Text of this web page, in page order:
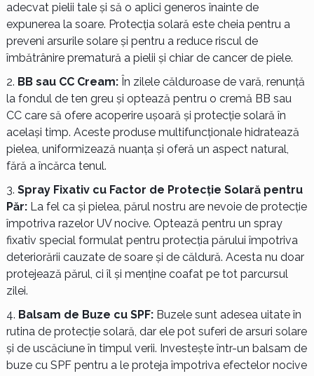
adecvat pielii tale și să o aplici generos înainte de
expunerea la soare. Protecția solară este cheia pentru a
preveni arsurile solare și pentru a reduce riscul de
îmbătrânire prematură a pielii și chiar de cancer de piele.
BB sau CC Cream:În zilele călduroase de vară, renunță
la fondul de ten greu și optează pentru o cremă BB sau
CC care să ofere acoperire ușoară și protecție solară în
același timp. Aceste produse multifuncționale hidratează
pielea, uniformizează nuanța și oferă un aspect natural,
fără a încărca tenul.
Spray Fixativ cu Factor de Protecție Solară pentru
Păr:La fel ca și pielea, părul nostru are nevoie de protecție
împotriva razelor UV nocive. Optează pentru un spray
fixativ special formulat pentru protecția părului împotriva
deteriorării cauzate de soare și de căldură. Acesta nu doar
protejează părul, ci îl și menține coafat pe tot parcursul
zilei.
Balsam de Buze cu SPF:Buzele sunt adesea uitate în
rutina de protecție solară, dar ele pot suferi de arsuri solare
și de uscăciune în timpul verii. Investește într-un balsam de
buze cu SPF pentru a le proteja împotriva efectelor nocive